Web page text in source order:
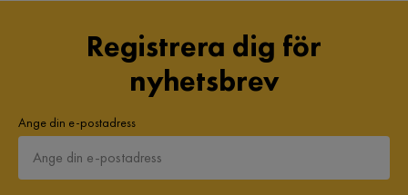
Registrera dig för
nyhetsbrev
Ange din e-postadress